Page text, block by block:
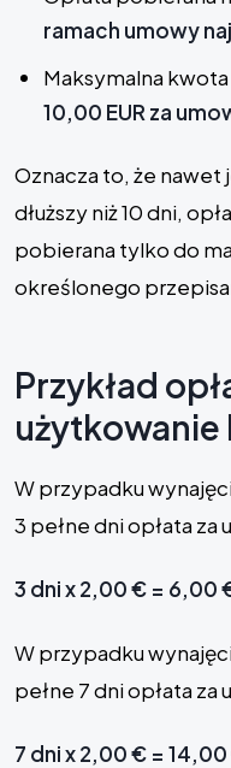
ramach umowy
Maksymalna
10,00 EUR za
Oznacza to, że nawet
dłuższy niż 10 dni,
pobierana tylko do
określonego
Przykład
użytkowanie
W przypadku
3 pełne dni opłata
3 dni x 2,00 € = 6,00
W przypadku
pełne 7 dni opłata
7 dni x 2,00 € =